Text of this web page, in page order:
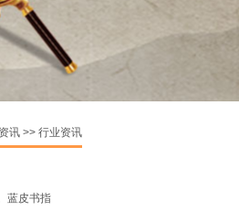
讯 >> 行业资讯
蓝皮书指